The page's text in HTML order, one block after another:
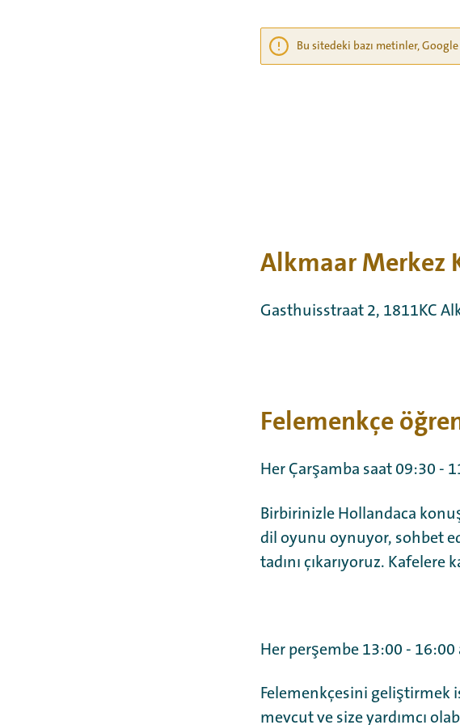
Bu sitedeki bazı metinler,
Alkmaar Merkez
Gasthuisstraat 2, 1811KC
Felemenkçe
Her Çarşamba saat 09:30 -
Birbirinizle Hollandaca
dil oyunu oynuyor, sohbet
tadını çıkarıyoruz. Kafelere
Her perşembe 13:00 - 16:00
Felemenkçesini geliştirmek
mevcut ve size yardımcı